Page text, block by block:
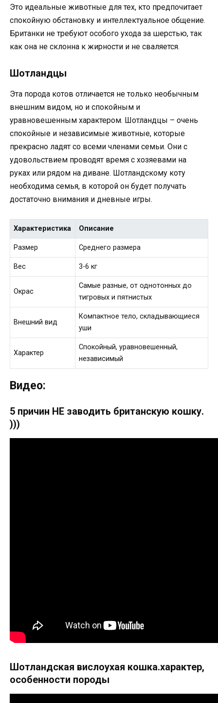
Это идеальные животные для тех, кто предпочитает
спокойную обстановку и интеллектуальное общение.
Британки не требуют особого ухода за шерстью, так
как она не склонна к жирности и не сваляется.
Шотландцы
Эта порода котов отличается не только необычным
внешним видом, но и спокойным и
уравновешенным характером. Шотландцы – очень
спокойные и независимые животные, которые
прекрасно ладят со всеми членами семьи. Они с
удовольствием проводят время с хозяевами на
руках или рядом на диване. Шотландскому коту
необходима семья, в которой он будет получать
достаточно внимания и дневные игры.
Характеристика Описание
Размер Среднего размера
Вес 3-6 кг
Окрас
Самые разные, от однотонных до
тигровых и пятнистых
Внешний вид
Компактное тело, складывающиеся
уши
Характер
Спокойный, уравновешенный,
независимый
Видео:
5 причин НЕ заводить британскую кошку.
)))
Шотландская вислоухая кошка.характер,
особенности породы